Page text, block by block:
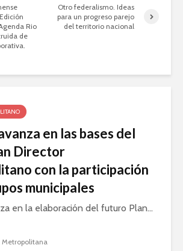
Rio
de
Otro federalismo. Ideas
para un progreso parejo
del territorio nacional
en las bases del
Director
con la participación
municipales
en la elaboración del futuro Plan...